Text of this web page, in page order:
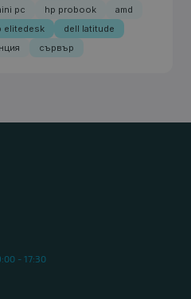
pc hp probook
amd
elitedesk
dell latitude
сървър
- 17:30